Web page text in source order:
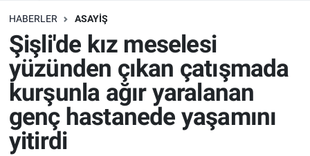
HABERLER ASAYIŞ
Şişli'de kız meselesi
yüzünden çıkan çatışmada
kurşunla ağır yaralanan
genç hastanede yaşamını
yitirdi